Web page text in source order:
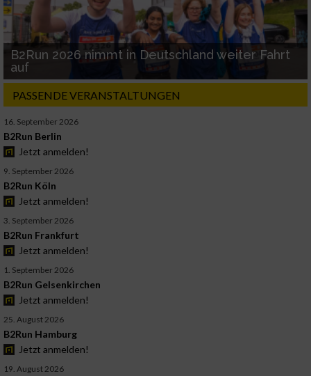
B2Run 2026 nimmt in Deutschland weiter Fahrt
auf
PASSENDE VERANSTALTUNGEN
16. September 2026
B2Run Berlin
Jetzt anmelden!
9. September 2026
B2Run Köln
Jetzt anmelden!
3. September 2026
B2Run Frankfurt
Jetzt anmelden!
1. September 2026
B2Run Gelsenkirchen
Jetzt anmelden!
25. August 2026
B2Run Hamburg
Jetzt anmelden!
19. August 2026